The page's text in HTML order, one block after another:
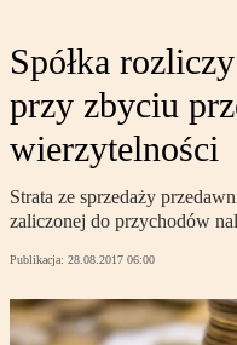
Spółka
przy zbyciu
wierzytelności
Strata ze sprzedaży
zaliczonej do przychodów
Publikacja: 28.08.2017 06:00